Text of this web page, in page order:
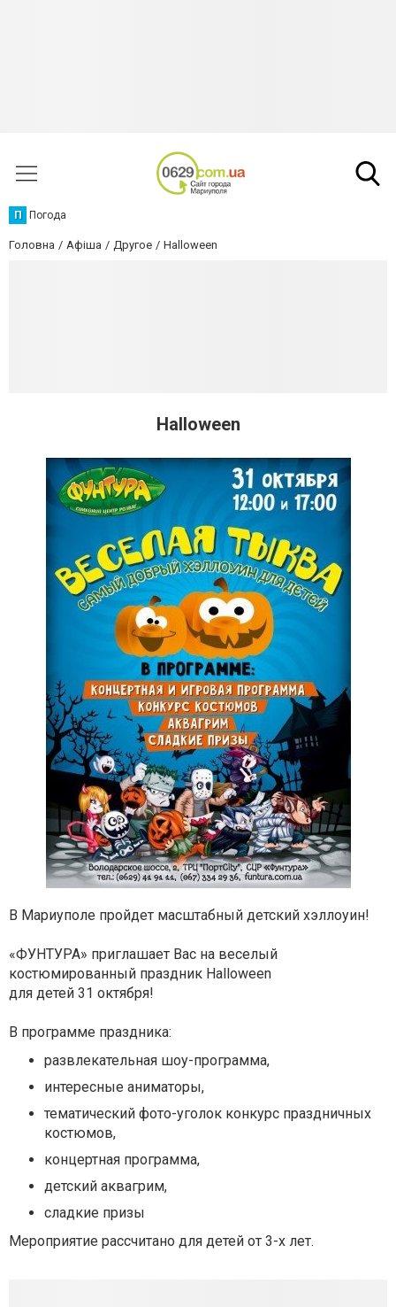
П Погода
Головна Афіша Другое Halloween
Halloween
В Мариуполе пройдет масштабный детский хэллоуин!
«ФУНТУРА» приглашает Вас на веселый
костюмированный праздник Halloween
для детей 31 октября!
В программе праздника:
развлекательная шоу-программа,
интересные аниматоры,
тематический фото-уголок конкурс праздничных
костюмов,
концертная программа,
детский аквагрим,
сладкие призы
Мероприятие рассчитано для детей от 3-х лет.